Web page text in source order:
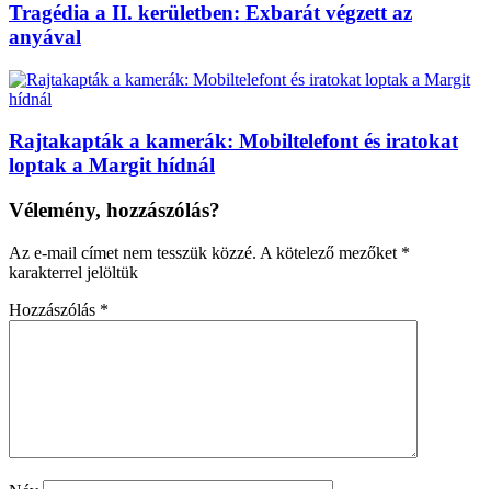
Tragédia a II. kerületben: Exbarát végzett az
anyával
Rajtakapták a kamerák: Mobiltelefont és iratokat
loptak a Margit hídnál
Vélemény, hozzászólás?
Az e-mail címet nem tesszük közzé. A kötelező mezőket *
karakterrel jelöltük
Hozzászólás *